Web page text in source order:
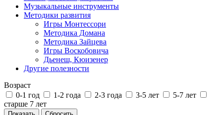
Музыкальные инструменты
Методики развития
Игры Монтессори
Методика Домана
Методика Зайцева
Игры Воскобовича
Дьенеш, Кюизенер
Другие полезности
Возраст
0-1 год
1-2 года 2-3 года 3-5 лет
5-7 лет
старше 7 лет